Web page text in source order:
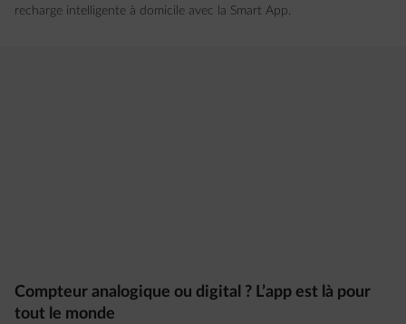
recharge intelligente à domicile avec la Smart App.
Compteur analogique ou digital ? L’app est là pour
tout le monde